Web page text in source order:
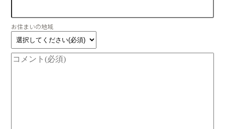
お住まいの地域